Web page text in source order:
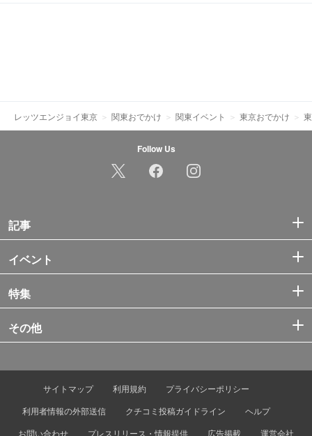
レッツエンジョイ東京 関東おでかけ 関東イベント 東京おでかけ
Follow Us
記事
イベント
特集
その他
サイトマップ 利用規約
プライバシーポリシー
利用者情報の外部送信
クチコミ投稿ガイドライン
ヘルプ
お問い合わせ
プレスリリース・情報提供 広告掲載 運営会社